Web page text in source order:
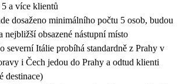
a více klientů
dosaženo minimálního počtu 5 osob, budou
nejbližší obsazené nástupní místo
severní Itálie probíhá standardně z Prahy v
i Čech jedou do Prahy a odtud klienti
destinace)